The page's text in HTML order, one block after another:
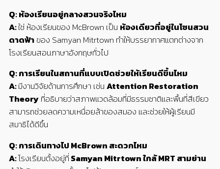
Q: ห้องเรียนอยู่กลางสวนจริงไหม
A:ใช่ ห้องเรียนของ McBrown เป็น ห้องเดียวที่อยู่ในโซนสวน
ดาดฟ้า ของ Samyan Mitrtown ทำให้บรรยากาศแตกต่างจาก
โรงเรียนสอนภาษาอังกฤษทั่วไป
Q: การเรียนในสถานที่แบบเปิดช่วยให้เรียนดีขึ้นไหม
A:มีงานวิจัยด้านการศึกษา เช่น Attention Restoration
Theory ที่อธิบายว่าสภาพแวดล้อมที่มีธรรมชาติและพื้นที่สีเขียว
สามารถช่วยลดความเหนื่อยล้าของสมอง และช่วยให้ผู้เรียนมี
สมาธิได้ดีขึ้น
Q: การเดินทางไป McBrown สะดวกไหม
A:โรงเรียนตั้งอยู่ที่ Samyan Mitrtown ใกล้ MRT สามย่าน